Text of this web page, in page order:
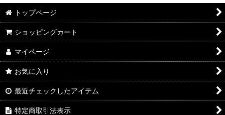
トップページ
ショッピングカート
マイページ
お気に入り
最近チェックしたアイテム
特定商取引法表示